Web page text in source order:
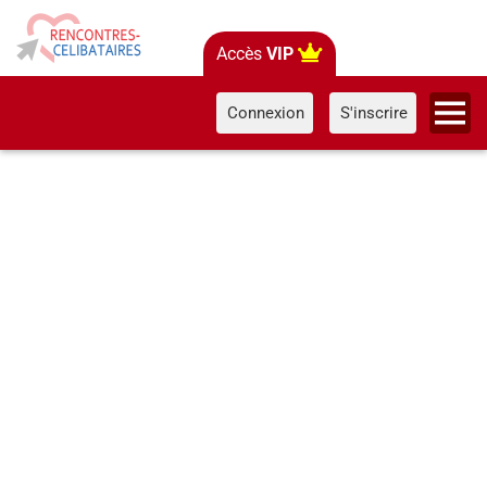
Accès VIP
Connexion S'inscrire